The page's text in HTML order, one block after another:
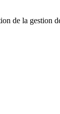
de la gestion